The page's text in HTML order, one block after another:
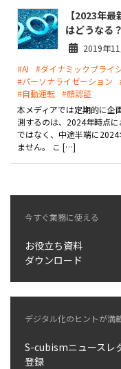
外部サービス連携
インフラ環境・サポート
費用
製品
特長
通販受注対応
継続的に結果を出し続けるECサイ
スクラッチ開発
ライセンス契約
補助金活用支援
【2023年
はどうなる？
2019年
#AI
#ダイナミックプライ
#パーソナライゼーション
#自動運転 #顔認証
本メディアでは定期的に企
測するのは、2024年時点
ではなく、中途半端に
ません。 こ […]
今すぐ業務に使える
お役立ち資料
ダウンロード
デジタル化のヒントが満
S-cubismニュースレ
登録